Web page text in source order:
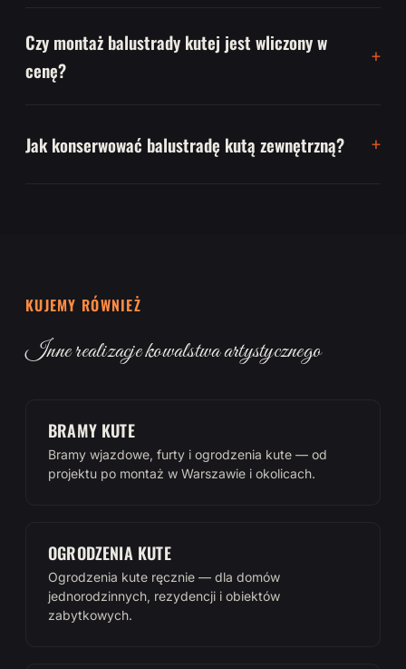
Czy montaż balustrady kutej jest wliczony w
cenę?
Jak konserwować balustradę kutą zewnętrzną?
KUJEMY RÓWNIEŻ
Inne realizacje kowalstwa artystycznego
BRAMY KUTE
Bramy wjazdowe, furty i ogrodzenia kute — od
projektu po montaż w Warszawie i okolicach.
OGRODZENIA KUTE
Ogrodzenia kute ręcznie — dla domów
jednorodzinnych, rezydencji i obiektów
zabytkowych.